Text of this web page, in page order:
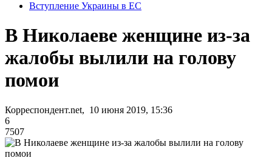
Вступление Украины в ЕС
В Николаеве женщине из-за
жалобы вылили на голову
помои
Корреспондент.net, 10 июня 2019, 15:36
6
7507